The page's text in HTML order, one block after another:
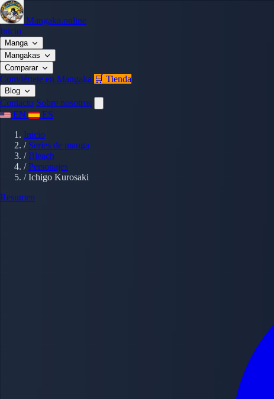
Mangaka.online
Inicio
Manga
Mangakas
Comparar
Conviértete en Mangaka 🛒 Tienda
Blog
Contacto Sobre nosotros
EN
ES
Inicio
/ Series de manga
/ Bleach
/ Personajes
/ Ichigo Kurosaki
Resumen